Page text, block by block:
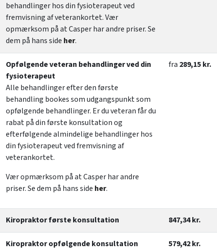
behandlinger hos din fysioterapeut ved
fremvisning af veterankortet. Vær
opmærksom på at Casper har andre priser. Se
dem på hans side her.
Opfølgende veteran behandlinger ved din
fysioterapeut
Alle behandlinger efter den første
behandling bookes som udgangspunkt som
opfølgende behandlinger. Er du veteran får du
rabat på din første konsultation og
efterfølgende almindelige behandlinger hos
din fysioterapeut ved fremvisning af
veterankortet.
Vær opmærksom på at Casper har andre
priser. Se dem på hans side her.
fra 289,15 kr.
Kiropraktor første konsultation 847,34 kr.
Kiropraktor opfølgende konsultation 579,42 kr.